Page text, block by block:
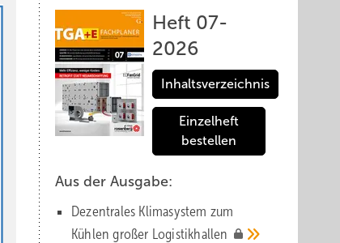
Heft 07-
2026
Inhaltsverzeichnis
Einzelheft
bestellen
Aus der Ausgabe:
Dezentrales Klimasystem zum
Kühlen großer Logistik­hallen